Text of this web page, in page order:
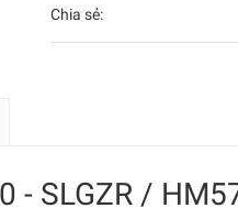
Chia sẻ:
- SLGZR /